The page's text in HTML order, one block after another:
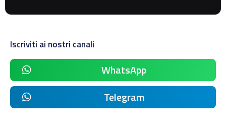
Iscriviti ai nostri canali
WhatsApp
Telegram